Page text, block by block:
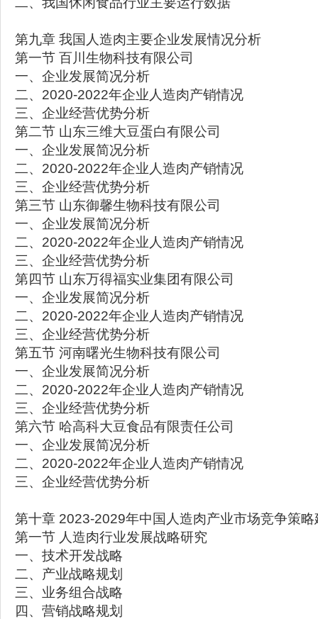
第九章 我国人造肉主要企业发展情况分析
第一节 百川生物科技有限公司
一、企业发展简况分析
二、2020-2022年企业人造肉产销情况
三、企业经营优势分析
第二节 山东三维大豆蛋白有限公司
一、企业发展简况分析
二、2020-2022年企业人造肉产销情况
三、企业经营优势分析
第三节 山东御馨生物科技有限公司
一、企业发展简况分析
二、2020-2022年企业人造肉产销情况
三、企业经营优势分析
第四节 山东万得福实业集团有限公司
一、企业发展简况分析
二、2020-2022年企业人造肉产销情况
三、企业经营优势分析
第五节 河南曙光生物科技有限公司
一、企业发展简况分析
二、2020-2022年企业人造肉产销情况
三、企业经营优势分析
第六节 哈高科大豆食品有限责任公司
一、企业发展简况分析
二、2020-2022年企业人造肉产销情况
三、企业经营优势分析
第十章 2023-2029年中国人造肉产业市场竞争策略
第一节 人造肉行业发展战略研究
一、技术开发战略
二、产业战略规划
三、业务组合战略
四、营销战略规划